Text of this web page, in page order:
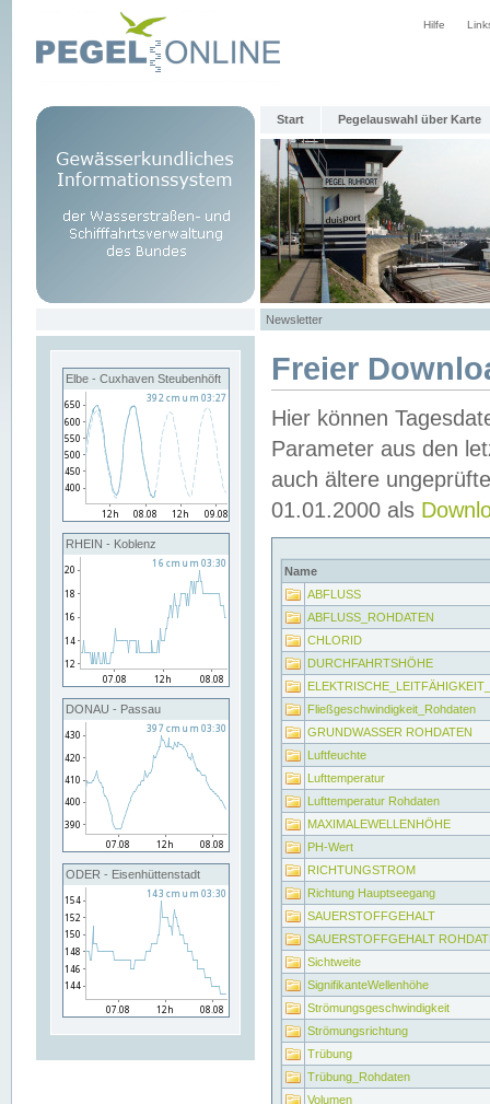
Hilfe
Start Pegelauswahl über Karte
Newsletter
Elbe - Cuxhaven Steubenhöft
RHEIN - Koblenz
DONAU - Passau
ODER - Eisenhüttenstadt
Freier
Hier können
Parameter aus den
auch ältere
01.01.2000 als
Name
ABFLUSS
ABFLUSS_ROHDATEN
CHLORID
DURCHFAHRTSHÖHE
Fließgeschwindigkeit_Rohdaten
GRUNDWASSER ROHDATEN
Luftfeuchte
Lufttemperatur
Lufttemperatur Rohdaten
MAXIMALEWELLENHÖHE
PH-Wert
RICHTUNGSTROM
Richtung Hauptseegang
SAUERSTOFFGEHALT
SAUERSTOFFGEHALT
Sichtweite
SignifikanteWellenhöhe
Strömungsgeschwindigkeit
Strömungsrichtung
Trübung
Trübung_Rohdaten
Volumen